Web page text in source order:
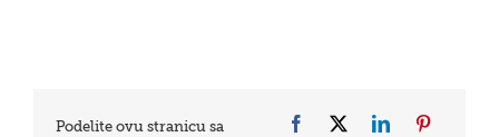
Podelite ovu stranicu sa